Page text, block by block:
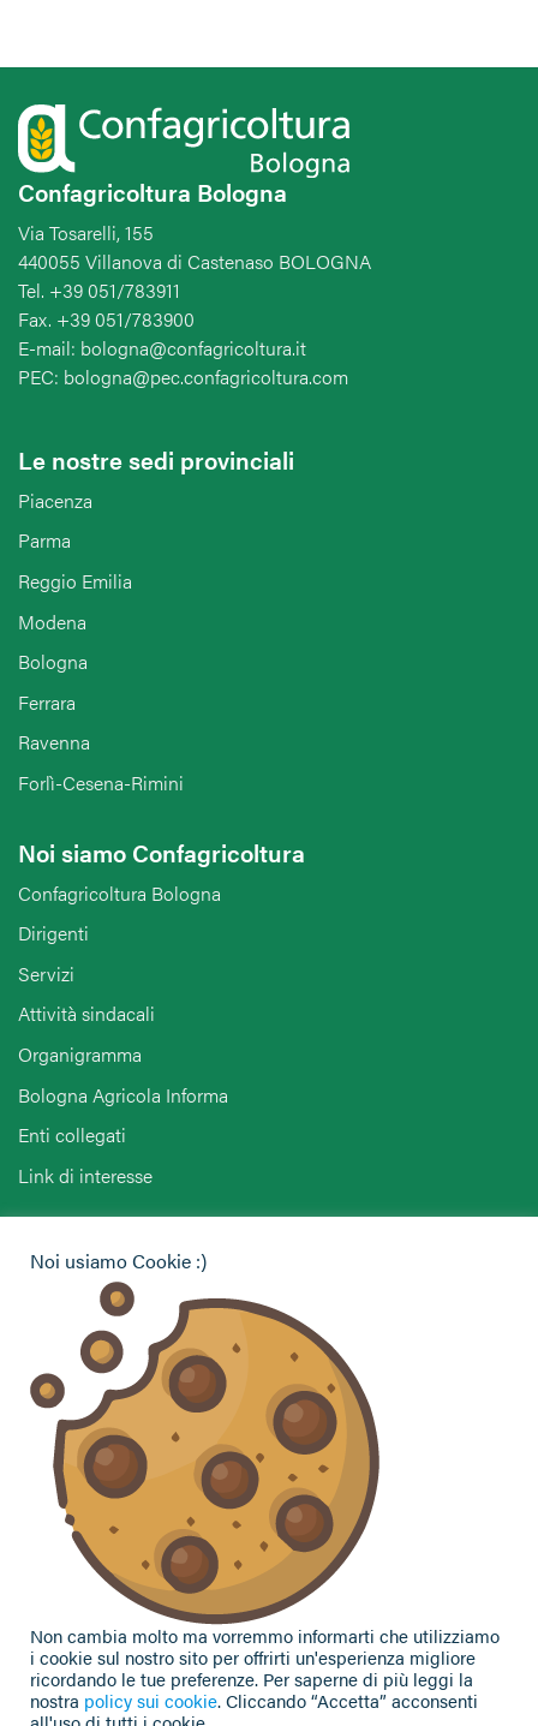
Confagricoltura Bologna
Via Tosarelli, 155
440055 Villanova di Castenaso BOLOGNA
Tel. +39 051/783911
Fax. +39 051/783900
E-mail: bologna@confagricoltura.it
PEC: bologna@pec.confagricoltura.com
Le nostre sedi provinciali
Piacenza
Parma
Reggio Emilia
Modena
Bologna
Ferrara
Ravenna
Forlì-Cesena-Rimini
Noi siamo Confagricoltura
Confagricoltura Bologna
Dirigenti
Servizi
Attività sindacali
Organigramma
Bologna Agricola Informa
Enti collegati
Link di interesse
Vuoi contattarci per ricevere assistenza, lasciare un
commento o chiedere informazioni?
CONTATTACI
Seguici sui social
Noi usiamo Cookie :)
Non cambia molto ma vorremmo informarti che utilizziamo
i cookie sul nostro sito per offrirti un'esperienza migliore
ricordando le tue preferenze. Per saperne di più leggi la
nostra policy sui cookie. Cliccando “Accetta” acconsenti